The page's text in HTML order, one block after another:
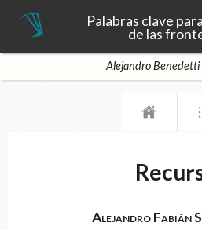
Palabras clave
de las
Alejandro
Alejandro Fabián